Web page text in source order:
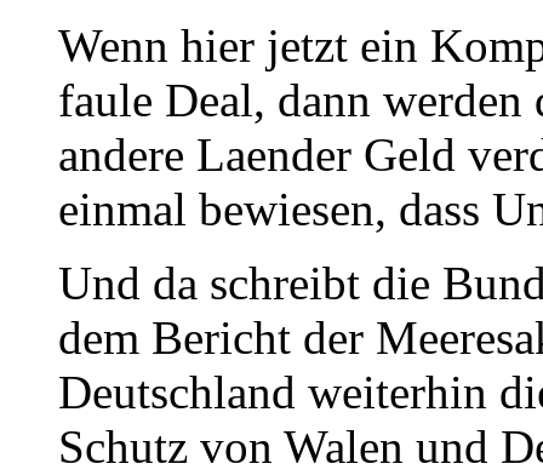
Wenn hier jetzt ein
faule Deal, dann werden
andere Laender Geld
einmal bewiesen, dass
Und da schreibt die
dem Bericht der
Deutschland weiterhin
Schutz von Walen und